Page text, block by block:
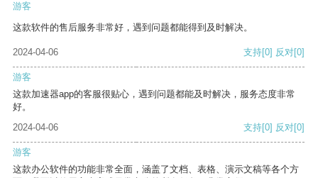
游客
这款软件的售后服务非常好，遇到问题都能得到及时解决。
2024-04-06 支持[0] 反对[0]
游客
这款加速器app的客服很贴心，遇到问题都能及时解决，服务态度非常
好。
2024-04-06
支持[0] 反对[0]
游客
这款办公软件的功能非常全面，涵盖了文档、表格、演示文稿等各个方